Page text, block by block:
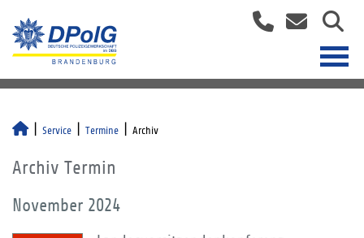
Service Termine Archiv
Archiv Termin
November 2024